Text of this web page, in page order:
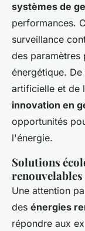
systèmes de
performances.
surveillance
des
énergétique.
artificielle et de
innovation en
opportunités
l'énergie.
Solutions
renouvelables
Une attention
des énergies
répondre aux